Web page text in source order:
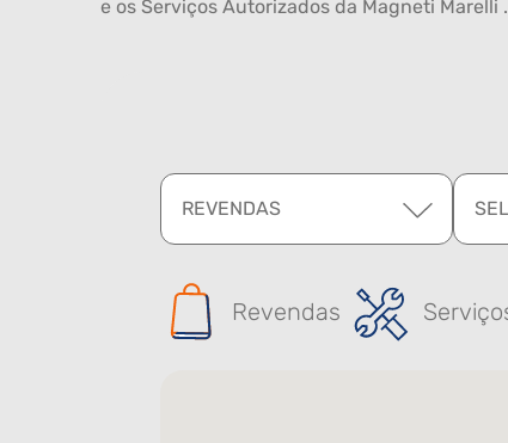
e os Serviços Autorizados da Magneti Marelli .
REVENDAS
Revendas